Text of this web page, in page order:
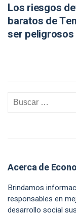
Los riesgos
baratos de
ser peligrosos
Acerca de
Brindamos
responsables en
desarrollo social